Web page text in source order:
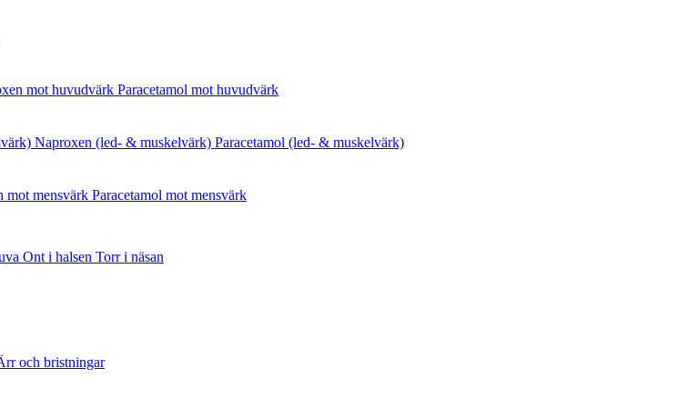
mot huvudvärk Paracetamol mot huvudvärk
Naproxen (led- & muskelvärk) Paracetamol (led- & muskelvärk)
mot mensvärk Paracetamol mot mensvärk
Ont i halsen Torr i näsan
och bristningar